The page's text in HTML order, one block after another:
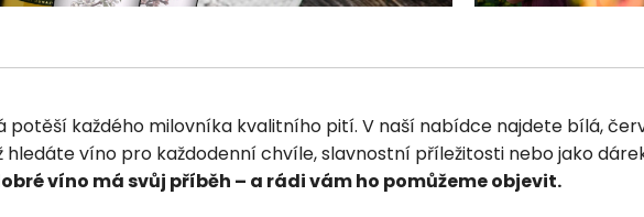
každého milovníka kvalitního pití. V naší nabídce najdete bílá,
víno pro každodenní chvíle, slavnostní příležitosti nebo jako
víno má svůj příběh – a rádi vám ho pomůžeme objevit.